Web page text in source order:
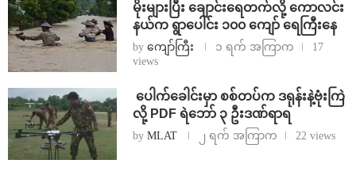
⁨မိုးများပြီး ချောင်းရေတက်လို့ ကောလင်း
နယ်က ရွာပေါင်း ၁၀၀ ကျော် ရေကြီးနေ
by ကျော်ကြီး ၁ ရက် အကြာက
17
views
⁩ ⁨ပေါက်ခေါင်းမှာ စစ်တပ်က ဒရုန်းနဲ့ဗုံးကြဲ
လို့ PDF ရဲဘော် ၃ ဦးဒဏ်ရာရ
by MLAT ၂ ရက် အကြာက 22 views